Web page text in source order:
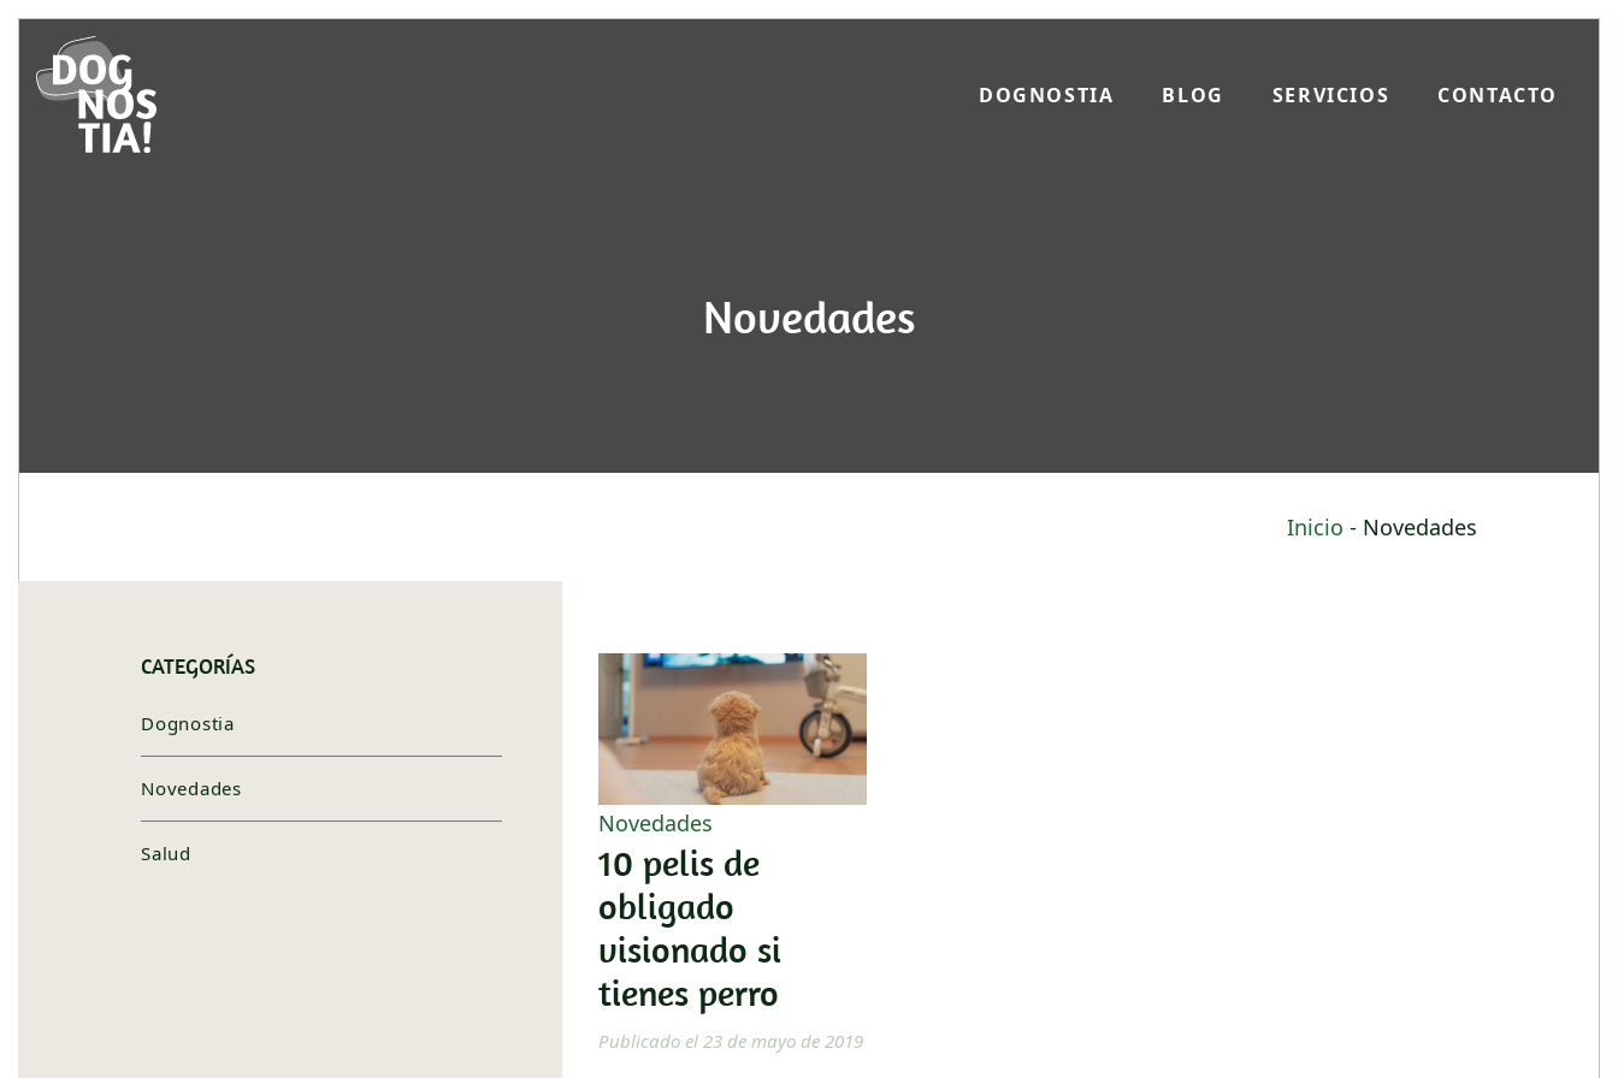
DOGNOSTIA BLOG SERVICIOS CONTACTO
Novedades
Inicio - Novedades
Novedades
10 pelis de
obligado
visionado si
tienes perro
Publicado el 23 de mayo de 2019
CATEGORÍAS
Dognostia
Novedades
Salud